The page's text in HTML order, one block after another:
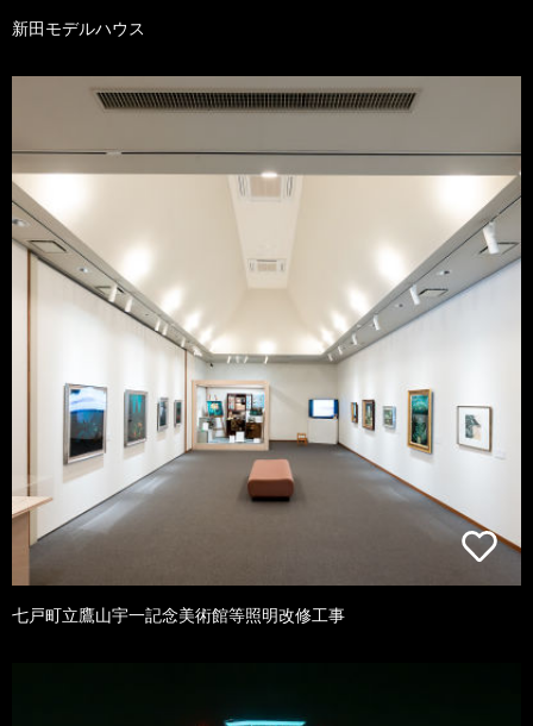
新田モデルハウス
七戸町立鷹山宇一記念美術館等照明改修工事